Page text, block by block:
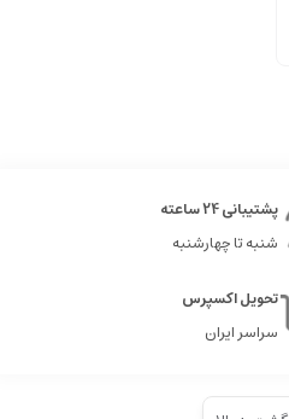
پشتیبانی 24 ساعته
شنبه تا چهارشنبه
تحویل اکسپرس
سراسر ایران